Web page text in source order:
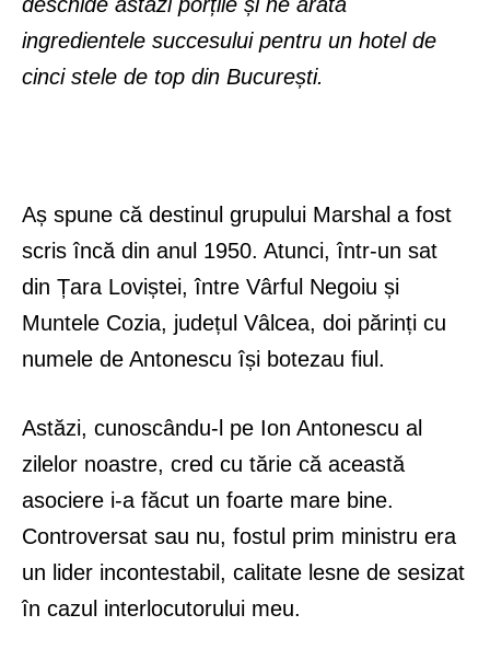
ingredientele succesului pentru un hotel de
cinci stele de top din București.
Aș spune că destinul grupului Marshal a fost
scris încă din anul 1950. Atunci, într-un sat
din Țara Loviștei, între Vârful Negoiu și
Muntele Cozia, județul Vâlcea, doi părinți cu
numele de Antonescu își botezau fiul.
Astăzi, cunoscându-l pe Ion Antonescu al
zilelor noastre, cred cu tărie că această
asociere i-a făcut un foarte mare bine.
Controversat sau nu, fostul prim ministru era
un lider incontestabil, calitate lesne de sesizat
în cazul interlocutorului meu.